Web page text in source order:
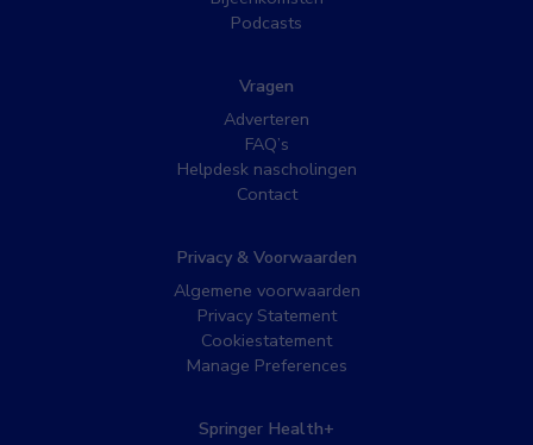
Podcasts
Vragen
Adverteren
FAQ’s
Helpdesk nascholingen
Contact
Privacy & Voorwaarden
Algemene voorwaarden
Privacy Statement
Cookiestatement
Manage Preferences
Springer Health+